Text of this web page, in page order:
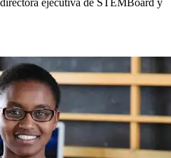
ejecutiva de STEMBoard y